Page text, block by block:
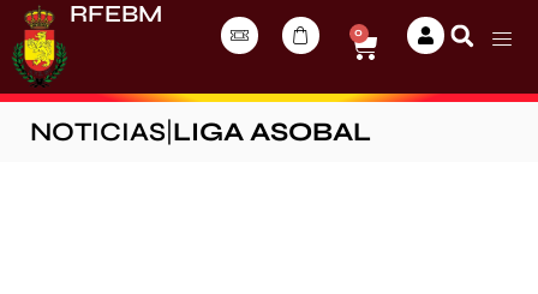
RFEBM
0
NOTICIAS LIGA ASOBAL